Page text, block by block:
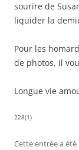
sourire de
liquider la
Pour les
de photos, il
Longue vie
228(1)
Cette entrée a